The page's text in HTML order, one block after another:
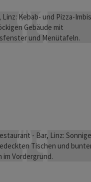
: Abi's Imbiss
: Agathon -